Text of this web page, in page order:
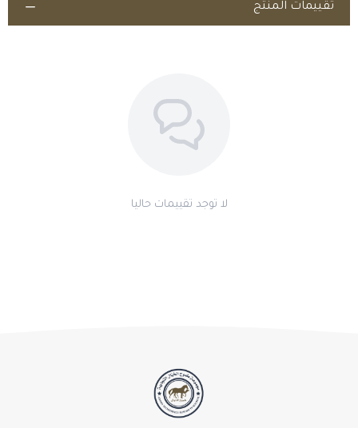
تقييمات المنتج
لا توجد تقييمات حاليا